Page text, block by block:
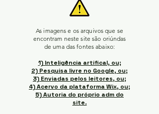
As imagens e os arquivos que se
encontram neste site são oriúndas
de uma das fontes abaixo:
1) Inteligência artifical, ou;
2) Pesquisa livre no Google, ou;
3) Enviadas pelos leitores, ou;
4) Acervo da plataforma Wix, ou;
5) Autoria do próprio adm do
site.